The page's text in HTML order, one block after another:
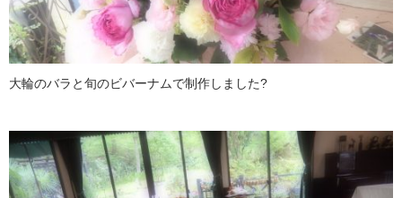
大輪のバラと旬のビバーナムで制作しました?